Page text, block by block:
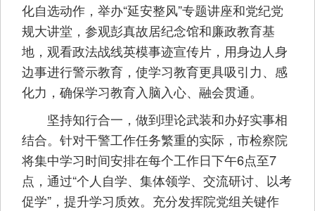
化自选动作，举办“延安整风”专题讲座和党纪党
规大讲堂，参观彭真故居纪念馆和廉政教育基
地，观看政法战线英模事迹宣传片，用身边人身
边事进行警示教育，使学习教育更具吸引力、感
化力，确保学习教育入脑入心、融会贯通。
坚持知行合一，做到理论武装和办好实事相
结合。针对干警工作任务繁重的实际，市检察院
将集中学习时间安排在每个工作日下午6点至7
点，通过“个人自学、集体领学、交流研讨、以考
促学”，提升学习质效。充分发挥院党组关键作